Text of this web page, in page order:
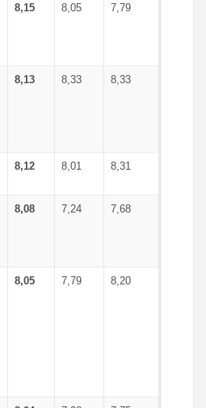
8,15 8,05 7,79
8,13 8,33 8,33
8,12 8,01 8,31
8,08 7,24 7,68
8,05 7,79 8,20